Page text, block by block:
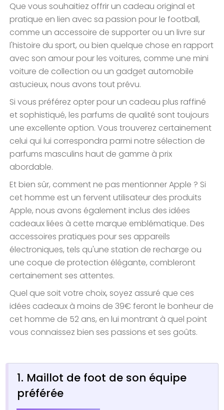
Que vous souhaitiez offrir un cadeau original et
pratique en lien avec sa passion pour le football,
comme un accessoire de supporter ou un livre sur
l'histoire du sport, ou bien quelque chose en rapport
avec son amour pour les voitures, comme une mini
voiture de collection ou un gadget automobile
astucieux, nous avons tout prévu.
Si vous préférez opter pour un cadeau plus raffiné
et sophistiqué, les parfums de qualité sont toujours
une excellente option. Vous trouverez certainement
celui qui lui correspondra parmi notre sélection de
parfums masculins haut de gamme à prix
abordable.
Et bien sûr, comment ne pas mentionner Apple ? Si
cet homme est un fervent utilisateur des produits
Apple, nous avons également inclus des idées
cadeaux liées à cette marque emblématique. Des
accessoires pratiques pour ses appareils
électroniques, tels qu'une station de recharge ou
une coque de protection élégante, combleront
certainement ses attentes.
Quel que soit votre choix, soyez assuré que ces
idées cadeaux à moins de 39€ feront le bonheur de
cet homme de 52 ans, en lui montrant à quel point
vous connaissez bien ses passions et ses goûts.
1. Maillot de foot de son équipe
préférée